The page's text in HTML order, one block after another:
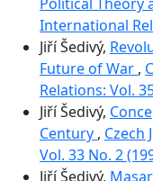
International
Jiří Šedivý,
Future of War ,
Relations: Vol.
Jiří Šedivý,
Century , Czech
Vol. 33 No. 2
Jiří Šedivý,